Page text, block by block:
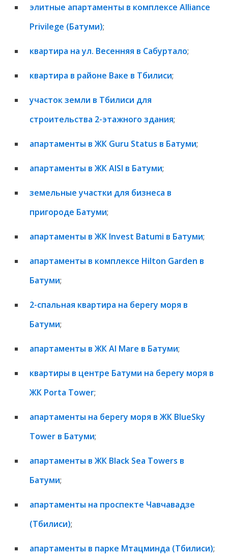
элитные апартаменты в комплексе Alliance
Privilege (Батуми);
квартира на ул. Весенняя в Сабуртало;
квартира в районе Ваке в Тбилиси;
участок земли в Тбилиси для
строительства 2-этажного здания;
апартаменты в ЖК Guru Status в Батуми;
апартаменты в ЖК AISI в Батуми;
земельные участки для бизнеса в
пригороде Батуми;
апартаменты в ЖК Invest Batumi в Батуми;
апартаменты в комплексе Hilton Garden в
Батуми;
2-спальная квартира на берегу моря в
Батуми;
апартаменты в ЖК Al Mare в Батуми;
квартиры в центре Батуми на берегу моря в
ЖК Porta Tower;
апартаменты на берегу моря в ЖК BlueSky
Tower в Батуми;
апартаменты в ЖК Black Sea Towers в
Батуми;
апартаменты на проспекте Чавчавадзе
(Тбилиси);
апартаменты в парке Мтацминда (Тбилиси);